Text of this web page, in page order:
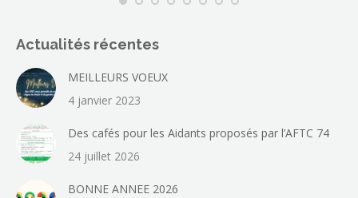
Actualités récentes
MEILLEURS VOEUX
4 janvier 2023
Des cafés pour les Aidants proposés par l’AFTC 74
24 juillet 2026
BONNE ANNEE 2026